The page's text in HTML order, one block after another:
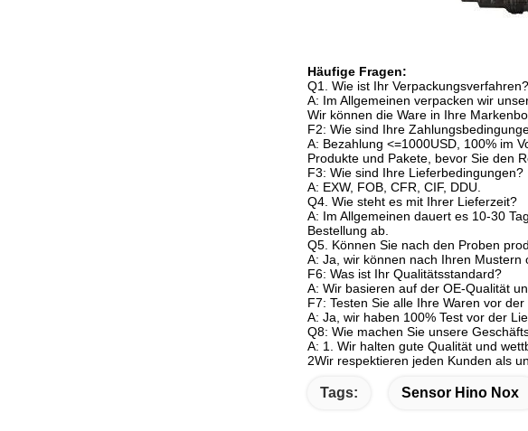
Häufige Fragen:
Q1. Wie ist Ihr Verpackungsverfahren?
A: Im Allgemeinen verpacken wir
Wir können die Ware in Ihre
F2: Wie sind Ihre
A: Bezahlung <=1000USD, 100% im
Produkte und Pakete, bevor Sie den
F3: Wie sind Ihre Lieferbedingungen?
A: EXW, FOB, CFR, CIF, DDU.
Q4. Wie steht es mit Ihrer Lieferzeit?
A: Im Allgemeinen dauert es 10-30
Bestellung ab.
Q5. Können Sie nach den Proben
A: Ja, wir können nach Ihren Mustern
F6: Was ist Ihr Qualitätsstandard?
A: Wir basieren auf der OE-Qualität
F7: Testen Sie alle Ihre Waren vor
A: Ja, wir haben 100% Test vor der
Q8: Wie machen Sie unsere
A: 1. Wir halten gute Qualität und
2Wir respektieren jeden Kunden als
Tags: Sensor Hino Nox